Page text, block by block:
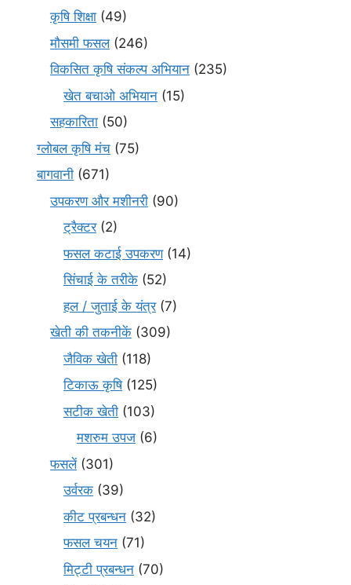
कृषि शिक्षा (49)
मौसमी फसल(246)
विकसित कृषि संकल्प अभियान (235)
खेत बचाओ अभियान (15)
सहकारिता (50)
ग्लोबल कृषि मंच (75)
बागवानी (671)
उपकरण और मशीनरी (90)
ट्रैक्टर(2)
फसल कटाई उपकरण(14)
सिंचाई के तरीके (52)
हल / जुताई के यंत्र(7)
खेती की तकनीकें (309)
जैविक खेती (118)
टिकाऊ कृषि(125)
सटीक खेती (103)
मशरुम उपज (6)
फसलें(301)
उर्वरक (39)
कीट प्रबन्धन (32)
फसल चयन (71)
मि‌ट्टी प्रबन्धन (70)